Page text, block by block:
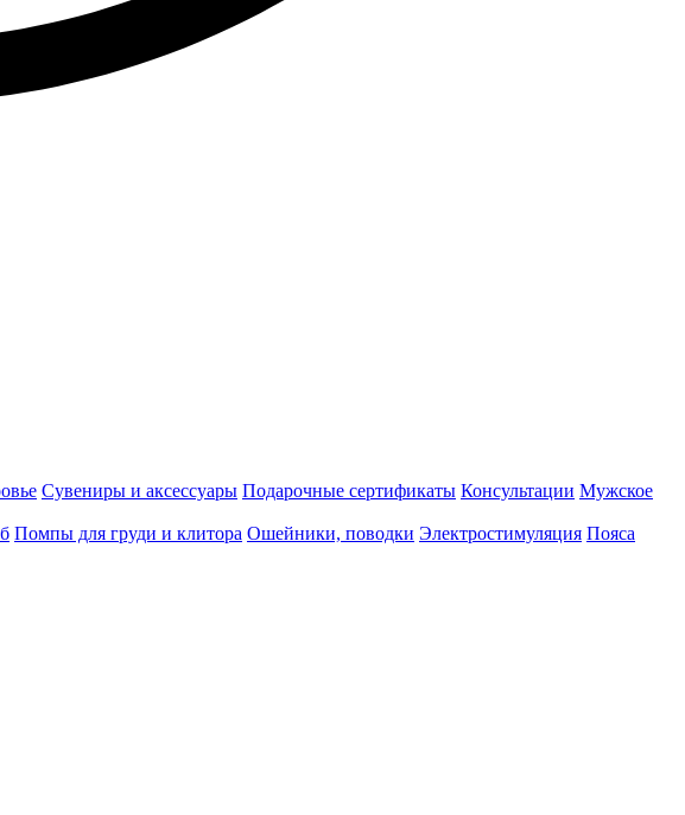
Сувениры и аксессуары Подарочные сертификаты Консультации Мужское
Помпы для груди и клитора Ошейники, поводки Электростимуляция Пояса